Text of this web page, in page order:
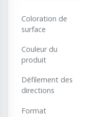
Coloration de
surface
Couleur du
produit
Défilement des
directions
Format